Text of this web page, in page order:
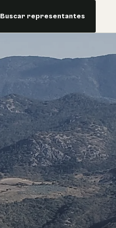
Buscar representantes